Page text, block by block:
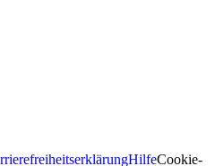
HilfeCookie-